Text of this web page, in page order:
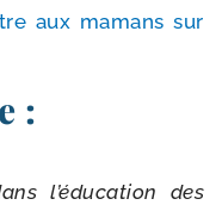
aux mamans sur
:
l’é­du­ca­tion des